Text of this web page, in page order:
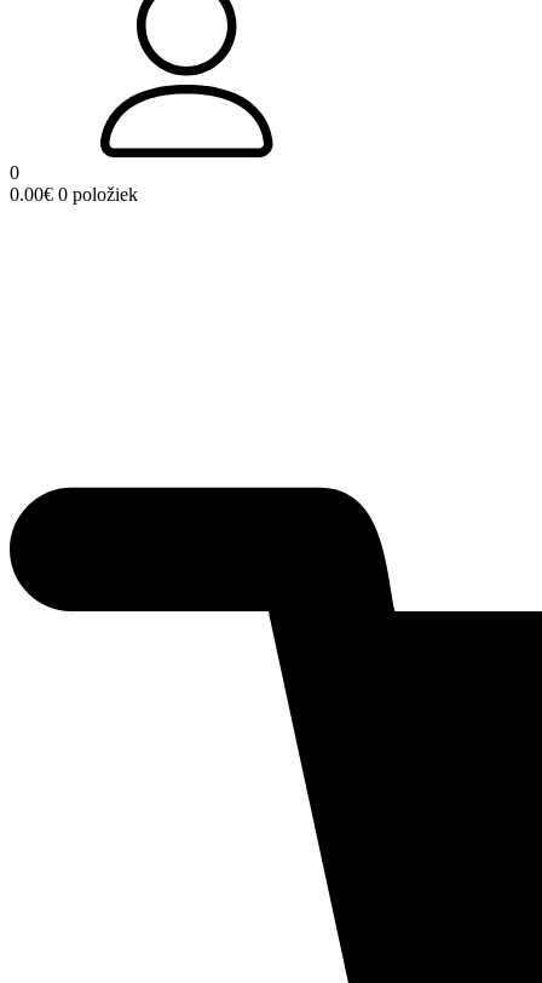
0
0.00€ 0 položiek